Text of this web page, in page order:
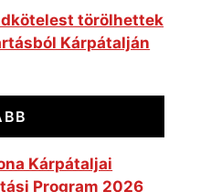
törölhettek
Kárpátalján
Kárpátaljai
Program 2026